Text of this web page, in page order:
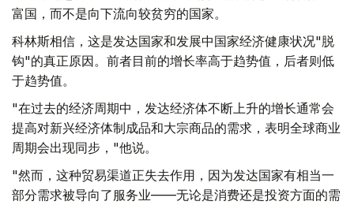
富国，而不是向下流向较贫穷的国家。
科林斯相信，这是发达国家和发展中国家经济健康状况"脱
钩"的真正原因。前者目前的增长率高于趋势值，后者则低
于趋势值。
"在过去的经济周期中，发达经济体不断上升的增长通常会
提高对新兴经济体制成品和大宗商品的需求，表明全球商业
周期会出现同步，"他说。
"然而，这种贸易渠道正失去作用，因为发达国家有相当一
部分需求被导向了服务业——无论是消费还是投资方面的需